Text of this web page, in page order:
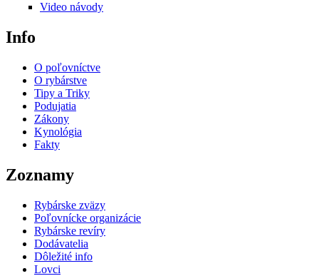
Video návody
Info
O poľovníctve
O rybárstve
Tipy a Triky
Podujatia
Zákony
Kynológia
Fakty
Zoznamy
Rybárske zväzy
Poľovnícke organizácie
Rybárske revíry
Dodávatelia
Dôležité info
Lovci